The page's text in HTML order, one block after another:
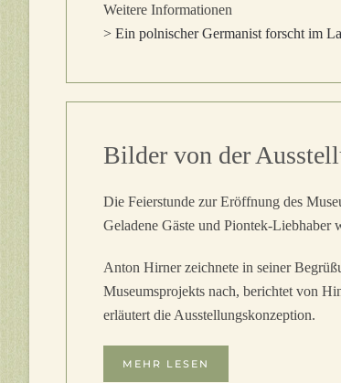
Weitere Informationen
> Ein polnischer Germanist forscht im
Bilder von der
Die Feierstunde zur Eröffnung des
Geladene Gäste und Piontek-Liebhaber
Anton Hirner zeichnete in seiner
Museumsprojekts nach, berichtet von
erläutert die Ausstellungskonzeption.
MEHR LESEN